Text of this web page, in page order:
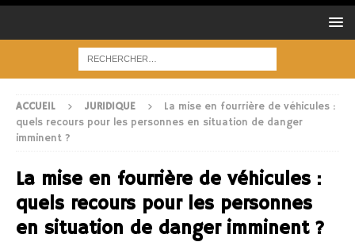
ACCUEIL JURIDIQUE
La mise en fourrière de véhicules :
quels recours pour les personnes en situation de danger
imminent ?
La mise en fourrière de véhicules :
quels recours pour les personnes
en situation de danger imminent ?